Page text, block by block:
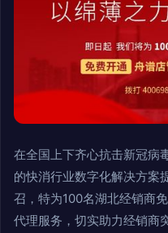
在全国上下齐心抗击新冠病
的快消行业数字化解决方案
召，特为100名湖北经销商
代理服务，切实助力经销商